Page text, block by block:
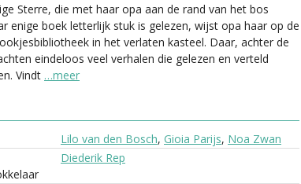
Sterre, die met haar opa aan de rand van het bos
enige boek letterlijk stuk is gelezen, wijst opa haar op de
in het verlaten kasteel. Daar, achter de
eindeloos veel verhalen die gelezen en verteld
Vindt …meer
Lilo van den Bosch, Gioia Parijs, Noa Zwan
Diederik Rep